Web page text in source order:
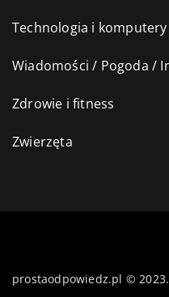
Technologia i komputery
Wiadomości / Pogoda /
Zdrowie i fitness
Zwierzęta
prostaodpowiedz.pl ©